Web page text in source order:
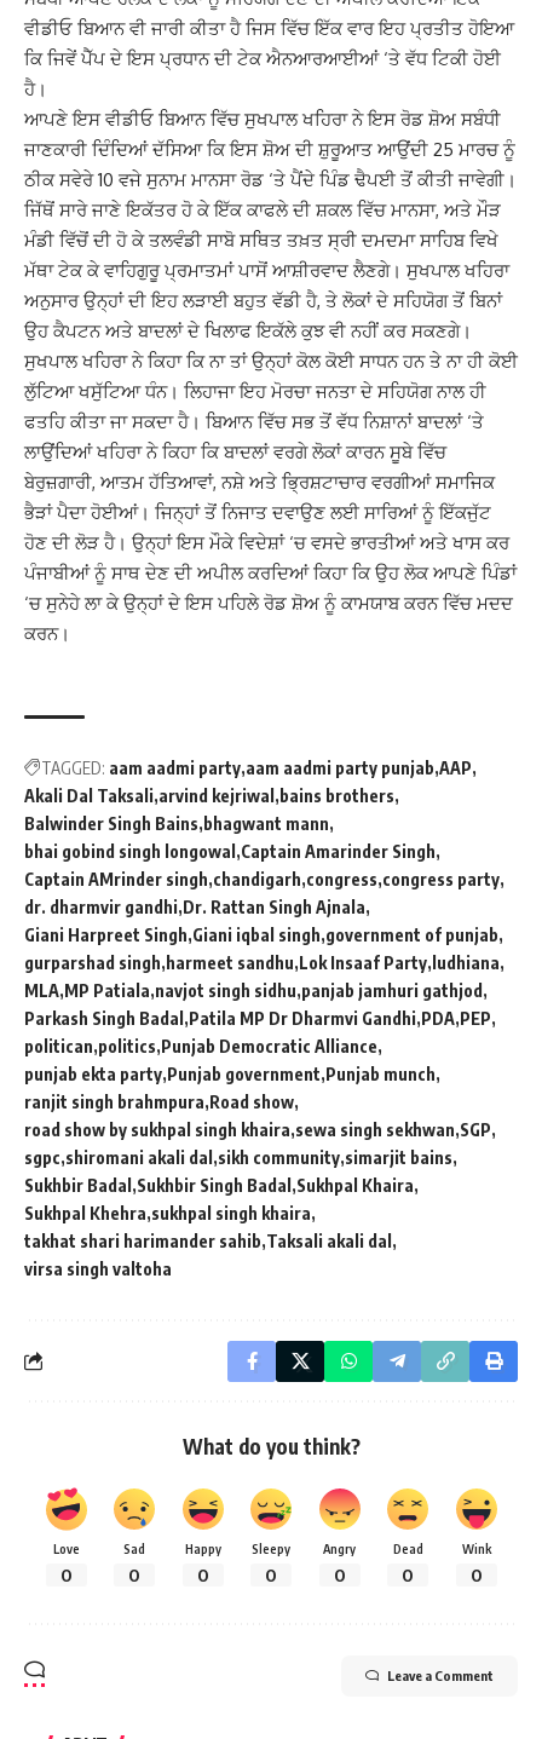
ਵੀਡੀਓ ਬਿਆਨ ਵੀ ਜਾਰੀ ਕੀਤਾ ਹੈ ਜਿਸ ਵਿੱਚ ਇੱਕ ਵਾਰ ਇਹ ਪ੍ਰਤੀਤ ਹੋਇਆ
ਕਿ ਜਿਵੇਂ ਪੈੱਪ ਦੇ ਇਸ ਪ੍ਰਧਾਨ ਦੀ ਟੇਕ ਐਨਆਰਆਈਆਂ ‘ਤੇ ਵੱਧ ਟਿਕੀ ਹੋਈ
ਹੈ।
ਆਪਣੇ ਇਸ ਵੀਡੀਓ ਬਿਆਨ ਵਿੱਚ ਸੁਖਪਾਲ ਖਹਿਰਾ ਨੇ ਇਸ ਰੋਡ ਸ਼ੋਅ ਸਬੰਧੀ
ਜਾਣਕਾਰੀ ਦਿੰਦਿਆਂ ਦੱਸਿਆ ਕਿ ਇਸ ਸ਼ੋਅ ਦੀ ਸ਼ੁਰੂਆਤ ਆਉਂਦੀ 25 ਮਾਰਚ ਨੂੰ
ਠੀਕ ਸਵੇਰੇ 10 ਵਜੇ ਸੁਨਾਮ ਮਾਨਸਾ ਰੋਡ ‘ਤੇ ਪੈਂਦੇ ਪਿੰਡ ਢੈਪਈ ਤੋਂ ਕੀਤੀ ਜਾਵੇਗੀ।
ਜਿੱਥੋਂ ਸਾਰੇ ਜਾਣੇ ਇਕੱਤਰ ਹੋ ਕੇ ਇੱਕ ਕਾਫਲੇ ਦੀ ਸ਼ਕਲ ਵਿੱਚ ਮਾਨਸਾ, ਅਤੇ ਮੌੜ
ਮੰਡੀ ਵਿੱਚੋਂ ਦੀ ਹੋ ਕੇ ਤਲਵੰਡੀ ਸਾਬੋ ਸਥਿਤ ਤਖ਼ਤ ਸ੍ਰੀ ਦਮਦਮਾ ਸਾਹਿਬ ਵਿਖੇ
ਮੱਥਾ ਟੇਕ ਕੇ ਵਾਹਿਗੁਰੂ ਪ੍ਰਮਾਤਮਾਂ ਪਾਸੋਂ ਆਸ਼ੀਰਵਾਦ ਲੈਣਗੇ। ਸੁਖਪਾਲ ਖਹਿਰਾ
ਅਨੁਸਾਰ ਉਨ੍ਹਾਂ ਦੀ ਇਹ ਲੜਾਈ ਬਹੁਤ ਵੱਡੀ ਹੈ, ਤੇ ਲੋਕਾਂ ਦੇ ਸਹਿਯੋਗ ਤੋਂ ਬਿਨਾਂ
ਉਹ ਕੈਪਟਨ ਅਤੇ ਬਾਦਲਾਂ ਦੇ ਖਿਲਾਫ ਇਕੱਲੇ ਕੁਝ ਵੀ ਨਹੀਂ ਕਰ ਸਕਣਗੇ।
ਸੁਖਪਾਲ ਖਹਿਰਾ ਨੇ ਕਿਹਾ ਕਿ ਨਾ ਤਾਂ ਉਨ੍ਹਾਂ ਕੋਲ ਕੋਈ ਸਾਧਨ ਹਨ ਤੇ ਨਾ ਹੀ ਕੋਈ
ਲੁੱਟਿਆ ਖਸੁੱਟਿਆ ਧੰਨ। ਲਿਹਾਜਾ ਇਹ ਮੋਰਚਾ ਜਨਤਾ ਦੇ ਸਹਿਯੋਗ ਨਾਲ ਹੀ
ਫਤਹਿ ਕੀਤਾ ਜਾ ਸਕਦਾ ਹੈ। ਬਿਆਨ ਵਿੱਚ ਸਭ ਤੋਂ ਵੱਧ ਨਿਸ਼ਾਨਾਂ ਬਾਦਲਾਂ ‘ਤੇ
ਲਾਉਂਦਿਆਂ ਖਹਿਰਾ ਨੇ ਕਿਹਾ ਕਿ ਬਾਦਲਾਂ ਵਰਗੇ ਲੋਕਾਂ ਕਾਰਨ ਸੂਬੇ ਵਿੱਚ
ਬੇਰੁਜ਼ਗਾਰੀ, ਆਤਮ ਹੱਤਿਆਵਾਂ, ਨਸ਼ੇ ਅਤੇ ਭ੍ਰਿਸ਼ਟਾਚਾਰ ਵਰਗੀਆਂ ਸਮਾਜਿਕ
ਭੈੜਾਂ ਪੈਦਾ ਹੋਈਆਂ। ਜਿਨ੍ਹਾਂ ਤੋਂ ਨਿਜਾਤ ਦਵਾਉਣ ਲਈ ਸਾਰਿਆਂ ਨੂੰ ਇੱਕਜੁੱਟ
ਹੋਣ ਦੀ ਲੋੜ ਹੈ। ਉਨ੍ਹਾਂ ਇਸ ਮੌਕੇ ਵਿਦੇਸ਼ਾਂ ‘ਚ ਵਸਦੇ ਭਾਰਤੀਆਂ ਅਤੇ ਖਾਸ ਕਰ
ਪੰਜਾਬੀਆਂ ਨੂੰ ਸਾਥ ਦੇਣ ਦੀ ਅਪੀਲ ਕਰਦਿਆਂ ਕਿਹਾ ਕਿ ਉਹ ਲੋਕ ਆਪਣੇ ਪਿੰਡਾਂ
‘ਚ ਸੁਨੇਹੇ ਲਾ ਕੇ ਉਨ੍ਹਾਂ ਦੇ ਇਸ ਪਹਿਲੇ ਰੋਡ ਸ਼ੋਅ ਨੂੰ ਕਾਮਯਾਬ ਕਰਨ ਵਿੱਚ ਮਦਦ
ਕਰਨ।
TAGGED: aam aadmi party aam aadmi party punjab AAP
Akali Dal Taksali arvind kejriwal
bains brothers
Balwinder Singh Bains bhagwant mann
bhai gobind singh longowal Captain Amarinder Singh
Captain AMrinder singh chandigarh congress congress party
dr. dharmvir gandhi Dr. Rattan Singh Ajnala
Giani Harpreet Singh Giani iqbal singh government of punjab
gurparshad singh harmeet sandhu Lok Insaaf Party ludhiana
MLA MP Patiala navjot singh sidhu panjab jamhuri gathjod
Parkash Singh Badal Patila MP Dr Dharmvi Gandhi PDA PEP
politican politics Punjab Democratic Alliance
punjab ekta party Punjab government Punjab munch
ranjit singh brahmpura Road show
road show by sukhpal singh khaira sewa singh sekhwan SGP
sgpc shiromani akali dal sikh community simarjit bains
Sukhbir Badal Sukhbir Singh Badal Sukhpal Khaira
Sukhpal Khehra sukhpal singh khaira
takhat shari harimander sahib Taksali akali dal
virsa singh valtoha
What do you think?
Love
0
Sad
0
Happy
0
Sleepy
0
Angry
0
Dead
0
Wink
0
Leave a Comment